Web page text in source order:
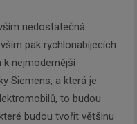
nedostatečná
pak rychlonabíjecích
k nejmodernější
Siemens, a která je
to budou
budou tvořit většinu